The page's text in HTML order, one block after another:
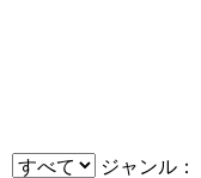
ジャンル：